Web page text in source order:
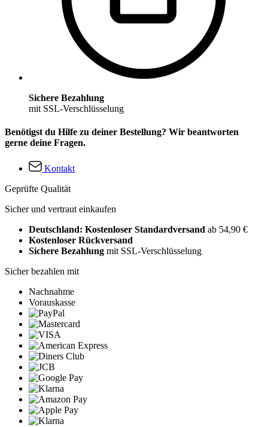
Sichere Bezahlung
mit SSL-Verschlüsselung
Benötigst du Hilfe zu deiner Bestellung? Wir beantworten
gerne deine Fragen.
Kontakt
Geprüfte Qualität
Sicher und vertraut einkaufen
Deutschland: Kostenloser Standardversand ab 54,90 €
Kostenloser Rückversand
Sichere Bezahlung mit SSL-Verschlüsselung
Sicher bezahlen mit
Nachnahme
Vorauskasse